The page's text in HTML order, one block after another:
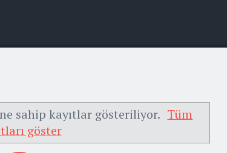
sahip kayıtlar gösteriliyor. Tüm
göster